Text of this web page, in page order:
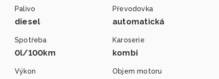
Palivo
diesel
Převodovka
automatická
Spotřeba
0l/100km
Karoserie
kombi
Výkon Objem motoru